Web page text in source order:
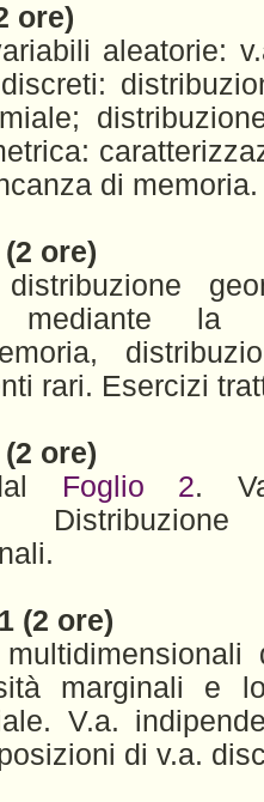
ore)
aleatorie:
di memoria.
ore)
mediante la
rari. Esercizi
ore)
Foglio 2.
(2 ore)
marginali e
V.a.
di v.a.